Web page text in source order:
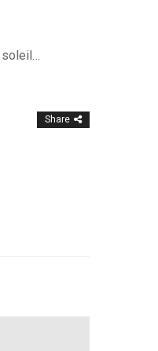
soleil…
Share